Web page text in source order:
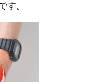
す。